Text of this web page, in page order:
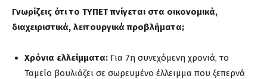
Γνωρίζεις ότι το ΤΥΠΕΤ πνίγεται στα οικονομικά,
διαχειριστικά, λειτουργικά προβλήματα;
Χρόνια ελλείμματα: Για 7η συνεχόμενη χρονιά, το
Ταμείο βουλιάζει σε σωρευμένο έλλειμμα που ξεπερνά